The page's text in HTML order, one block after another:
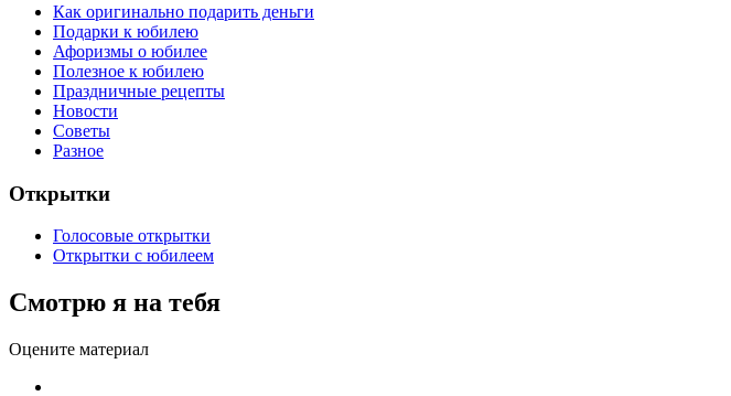
Как оригинально подарить деньги
Подарки к юбилею
Афоризмы о юбилее
Полезное к юбилею
Праздничные рецепты
Новости
Советы
Разное
Открытки
Голосовые открытки
Открытки с юбилеем
Смотрю я на тебя
Оцените материал